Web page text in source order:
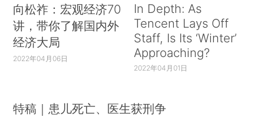
向松祚：宏观经济70
讲，带你了解国内外
经济大局
2022年04月06日
In Depth: As
Tencent Lays Off
Staff, Is Its ‘Winter’
Approaching?
2022年04月01日
特稿｜患儿死亡、医生获刑争